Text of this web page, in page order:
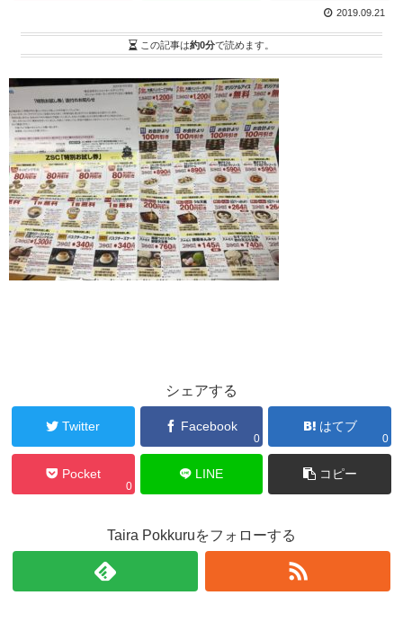
2019.09.21
この記事は約0分で読めます。
シェアする
Twitter Facebook
0
はてブ
0
Pocket
0
LINE コピー
Taira Pokkuruをフォローする